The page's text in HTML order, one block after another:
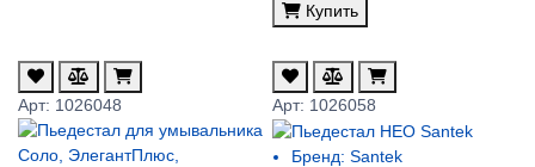
Купить
Арт: 1026048 Арт: 1026058
Бренд: Santek